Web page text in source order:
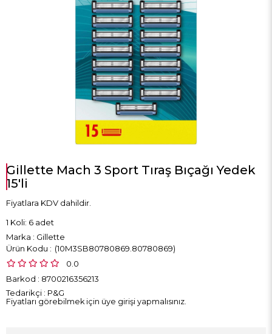
Gillette Mach 3 Sport Tıraş Bıçağı Yedek
15'li
Fiyatlara KDV dahildir.
1 Koli: 6 adet
Marka : Gillette
(10M3SB80780869.80780869)
0.0
Barkod : 8700216356213
Tedarikçi : P&G
Fiyatları görebilmek için üye girişi yapmalısınız.